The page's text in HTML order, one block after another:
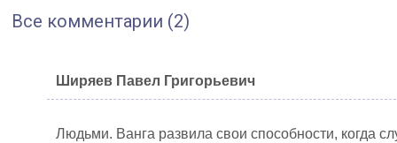
Все комментарии (2)
Ширяев Павел Григорьевич
Людьми. Ванга развила свои способности, когда